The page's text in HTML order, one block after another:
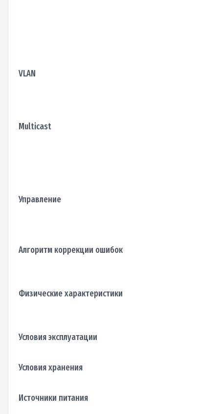
VLAN
Multicast
Управление
Алгоритм коррекции ошибок
Физические характеристики
Условия эксплуатации
Условия хранения
Источники питания